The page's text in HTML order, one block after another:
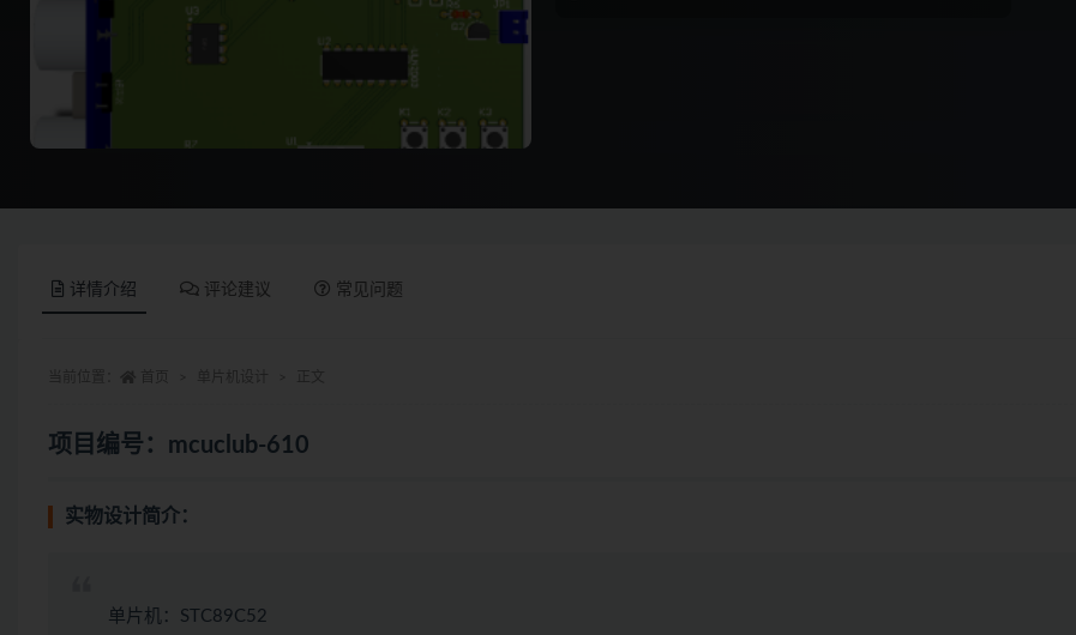
详情介绍 评论建议 常见问题
项目编号：mcuclub-610
实物设计简介：
单片机：STC89C52